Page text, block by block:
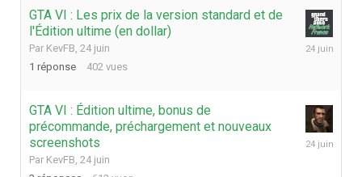
GTA VI : Les prix de la version standard et de
l'Édition ultime (en dollar)
Par KevFB, 24 juin
1 réponse 402 vues
24
GTA VI : Édition ultime, bonus de
précommande, préchargement et nouveaux
screenshots
Par KevFB, 24 juin
24